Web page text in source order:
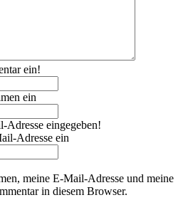
ein!
ein
Adresse eingegeben!
Adresse ein
meine E-Mail-Adresse und meine
in diesem Browser.